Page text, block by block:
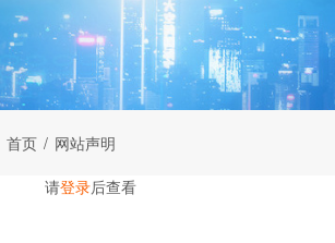
首页 / 网站声明
请登录后查看